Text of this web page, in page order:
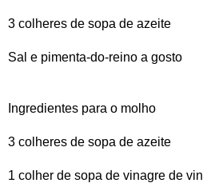
3 colheres de sopa de azeite
Sal e pimenta-do-reino a gosto
Ingredientes para o molho
3 colheres de sopa de azeite
1 colher de sopa de vinagre de